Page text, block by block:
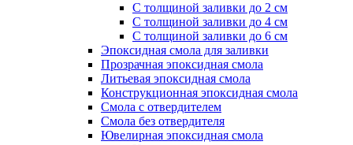
С толщиной заливки до 2 см
С толщиной заливки до 4 см
С толщиной заливки до 6 см
Эпоксидная смола для заливки
Прозрачная эпоксидная смола
Литьевая эпоксидная смола
Конструкционная эпоксидная смола
Смола с отвердителем
Смола без отвердителя
Ювелирная эпоксидная смола